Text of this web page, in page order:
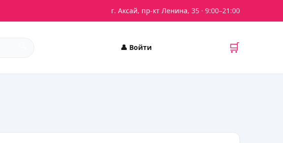
г. Аксай, пр-кт Ленина, 35 · 9:00–21:00
👤 Войти 🛒